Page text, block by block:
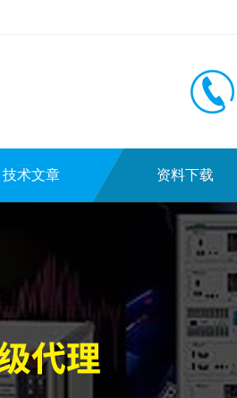
技术文章 资料下载